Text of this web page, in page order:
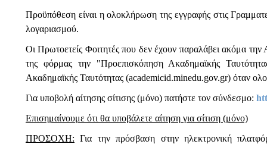
Προϋπόθεση είναι η ολοκλήρωση της εγγραφής στις
λογαριασμού.
Οι Πρωτοετείς Φοιτητές που δεν έχουν παραλάβει ακόμα
της φόρμας την "Προεπισκόπηση Ακαδημαϊκής
Ακαδημαϊκής Ταυτότητας (academicid.minedu.gov.gr) όταν
Για υποβολή αίτησης σίτισης (μόνο) πατήστε τον σύνδεσμο:
Επισημαίνουμε ότι θα υποβάλετε αίτηση για σίτιση (μόνο)
ΠΡΟΣΟΧΗ: Για την πρόσβαση στην ηλεκτρονική